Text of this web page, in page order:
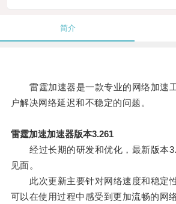
简介
雷霆加速器是一款专业的网络加速
户解决网络延迟和不稳定的问题。
雷霆加速加速器版本3.261
经过长期的研发和优化，最新版本
见面。
此次更新主要针对网络速度和稳定
可以在使用过程中感受到更加流畅的网